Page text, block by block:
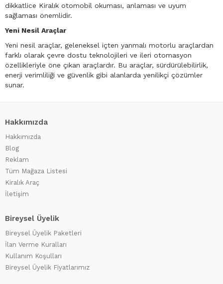
dikkatlice Kiralık otomobil okuması, anlaması ve uyum
sağlaması önemlidir.
Yeni Nesil Araçlar
Yeni nesil araçlar, geleneksel içten yanmalı motorlu araçlardan
farklı olarak çevre dostu teknolojileri ve ileri otomasyon
özellikleriyle öne çıkan araçlardır. Bu araçlar, sürdürülebilirlik,
enerji verimliliği ve güvenlik gibi alanlarda yenilikçi çözümler
sunar.
Hakkımızda
Hakkımızda
Blog
Reklam
Tüm Mağaza Listesi
Kiralık Araç
İletişim
Bireysel Üyelik
Bireysel Üyelik Paketleri
İlan Verme Kuralları
Kullanım Koşulları
Bireysel Üyelik Fiyatlarımız